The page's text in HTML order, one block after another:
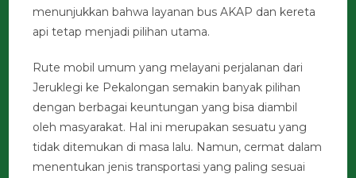
menunjukkan bahwa layanan bus AKAP dan kereta
api tetap menjadi pilihan utama.
Rute mobil umum yang melayani perjalanan dari
Jeruklegi ke Pekalongan semakin banyak pilihan
dengan berbagai keuntungan yang bisa diambil
oleh masyarakat. Hal ini merupakan sesuatu yang
tidak ditemukan di masa lalu. Namun, cermat dalam
menentukan jenis transportasi yang paling sesuai